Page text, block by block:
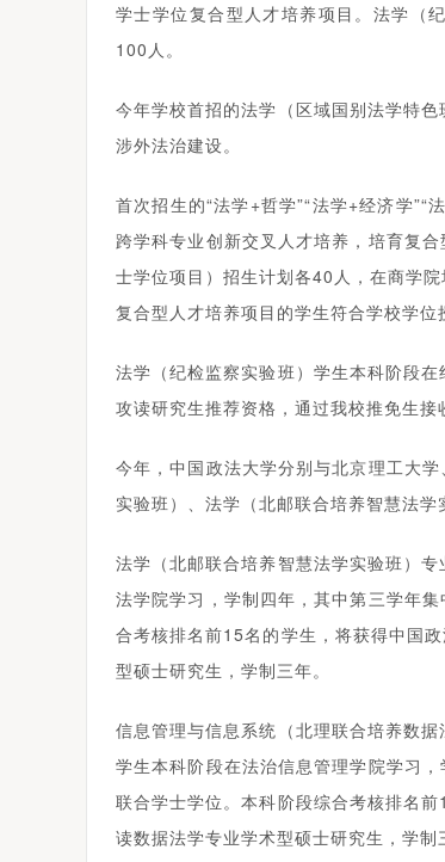
学士学位复合型人才培养项目。法学（
100人。
今年学校首招的法学（区域国别法学特
涉外法治建设。
首次招生的“法学+哲学”“法学+经济学”“
跨学科专业创新交叉人才培养，培育复
士学位项目）招生计划各40人，在商学
复合型人才培养项目的学生符合学校学
法学（纪检监察实验班）学生本科阶段
攻读研究生推荐资格，通过我校推免生接
今年，中国政法大学分别与北京理工大
实验班）、法学（北邮联合培养智慧法学
法学（北邮联合培养智慧法学实验班）
法学院学习，学制四年，其中第三学年
合考核排名前15名的学生，将获得中国
型硕士研究生，学制三年。
信息管理与信息系统（北理联合培养数
学生本科阶段在法治信息管理学院学习
联合学士学位。本科阶段综合考核排名
读数据法学专业学术型硕士研究生，学制